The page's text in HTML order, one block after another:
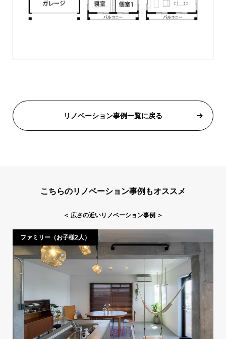
リノベーション事例一覧に戻る
こちらのリノベーション事例もオススメ
＜ 広さの近いリノベーション事例 ＞
ファミリー（お子様2人）